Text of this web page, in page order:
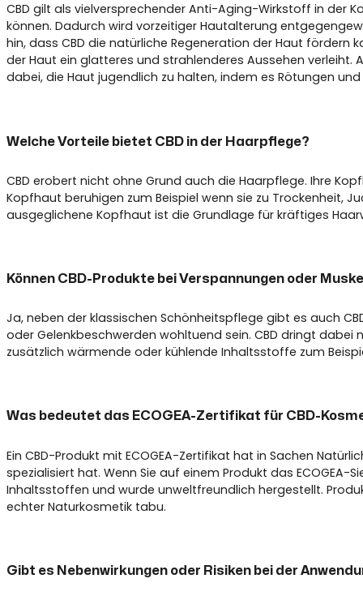
CBD gilt als vielversprechender Anti-Aging-Wirkstoff in der
können. Dadurch wird vorzeitiger Hautalterung
hin, dass CBD die natürliche Regeneration der Haut
der Haut ein glatteres und strahlenderes Aussehen verleiht.
dabei, die Haut jugendlich zu halten, indem es Rötungen
Welche Vorteile bietet CBD in der Haarpflege?
CBD erobert nicht ohne Grund auch die Haarpflege. Ihre
Kopfhaut beruhigen zum Beispiel wenn sie zu Trockenheit,
ausgeglichene Kopfhaut ist die Grundlage für kräftiges
Können CBD-Produkte bei Verspannungen oder
Ja, neben der klassischen Schönheitspflege gibt es auch
oder Gelenkbeschwerden wohltuend sein. CBD dringt
zusätzlich wärmende oder kühlende Inhaltsstoffe zum
Was bedeutet das ECOGEA-Zertifikat für CBD-
Ein CBD-Produkt mit ECOGEA-Zertifikat hat in Sachen
spezialisiert hat. Wenn Sie auf einem Produkt das
Inhaltsstoffen und wurde unweltfreundlich hergestellt.
echter Naturkosmetik tabu.
Gibt es Nebenwirkungen oder Risiken bei der